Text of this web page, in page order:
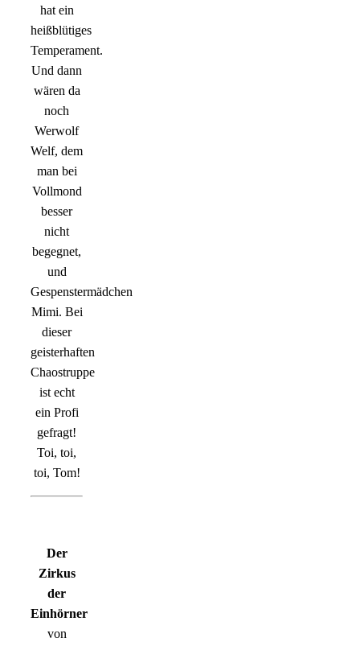
hat ein
heißblütiges
Temperament.
Und dann
wären da
noch
Werwolf
Welf, dem
man bei
Vollmond
besser
nicht
begegnet,
und
Gespenstermädchen
Mimi. Bei
dieser
geisterhaften
Chaostruppe
ist echt
ein Profi
gefragt!
Toi, toi,
toi, Tom!
Der
Zirkus
der
Einhörner
von